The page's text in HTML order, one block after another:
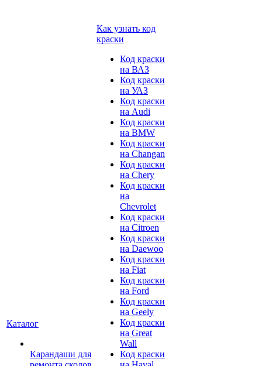
Каталог
Карандаши для
Как узнать код
краски
Код краски
на ВАЗ
Код краски
на УАЗ
Код краски
на Audi
Код краски
на BMW
Код краски
на Changan
Код краски
на Chery
Код краски
на
Chevrolet
Код краски
на Citroen
Код краски
на Daewoo
Код краски
на Fiat
Код краски
на Ford
Код краски
на Geely
Код краски
на Great
Wall
Код краски